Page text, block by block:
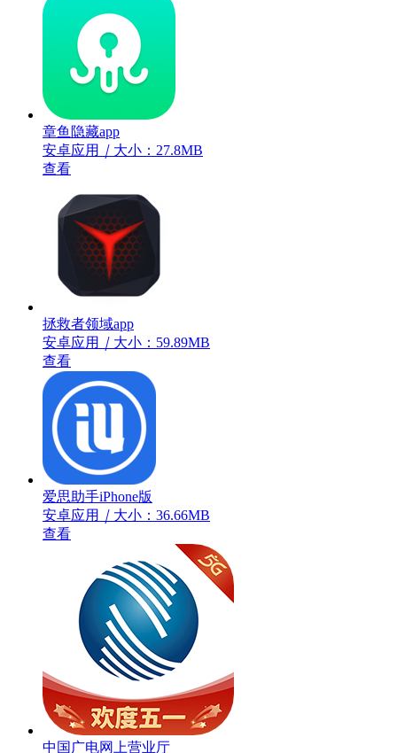
章鱼隐藏app
安卓应用 ｜ 大小：27.8MB
查看
拯救者领域app
安卓应用 ｜ 大小：59.89MB
查看
爱思助手iPhone版
安卓应用 ｜ 大小：36.66MB
查看
中国广电网上营业厅